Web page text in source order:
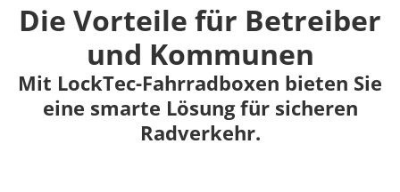
Die Vorteile für Betreiber
und Kommunen
Mit LockTec-Fahrradboxen bieten Sie
eine smarte Lösung für sicheren
Radverkehr.